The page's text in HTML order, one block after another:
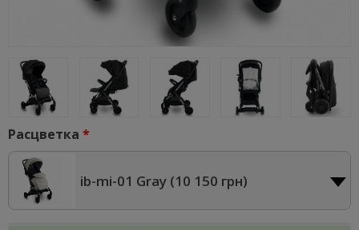
Расцветка
ib-mi-01 Gray (10 150 грн)